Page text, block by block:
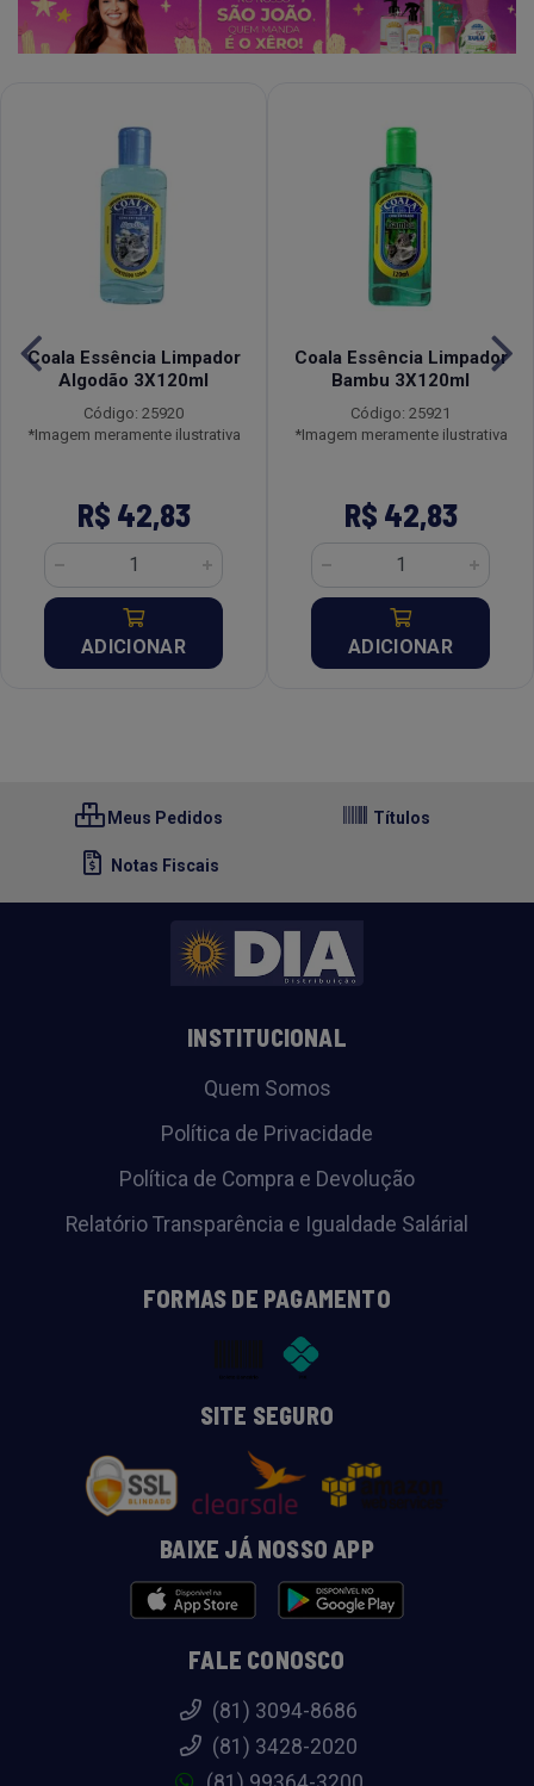
Coala Essência Limpador
Algodão 3X120ml
Código: 25920
*Imagem meramente ilustrativa
R$ 42,83
ADICIONAR
Coala Essência Limpador
Bambu 3X120ml
Código: 25921
*Imagem meramente ilustrativa
R$ 42,83
ADICIONAR
Meus Pedidos Títulos
Notas Fiscais
INSTITUCIONAL
Quem Somos
Política de Privacidade
Política de Compra e Devolução
Relatório Transparência e Igualdade Salárial
FORMAS DE PAGAMENTO
SITE SEGURO
BAIXE JÁ NOSSO APP
FALE CONOSCO
(81) 3094-8686
(81) 3428-2020